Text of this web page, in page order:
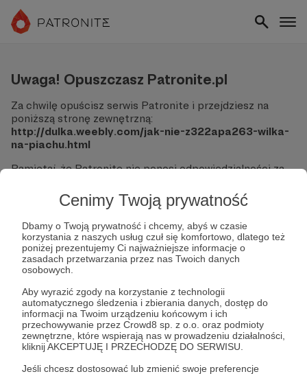
Cenimy Twoją prywatność
Dbamy o Twoją prywatność i chcemy, abyś w czasie
korzystania z naszych usług czuł się komfortowo, dlatego też
poniżej prezentujemy Ci najważniejsze informacje o
zasadach przetwarzania przez nas Twoich danych
osobowych.
Aby wyrazić zgody na korzystanie z technologii
automatycznego śledzenia i zbierania danych, dostęp do
informacji na Twoim urządzeniu końcowym i ich
przechowywanie przez Crowd8 sp. z o.o. oraz podmioty
zewnętrzne, które wspierają nas w prowadzeniu działalności,
kliknij AKCEPTUJĘ I PRZECHODZĘ DO SERWISU.
Jeśli chcesz dostosować lub zmienić swoje preferencje
Uwaga! Opuszczasz Patronite.pl
Za chwilę opuścisz serwis Patronite i przejdziesz na
poniższą stronę zewnętrzną:
http://dulka.weebly.com/jak-nie-z322apa263-wilka-
na-piachu.html
Pamiętaj, że Patronite nie ponosi odpowiedzialności za
Nie podawaj swoich danych logowania ani informacji
Sprawdź dokładnie adres URL, zanim klikniesz przycisk
"Tak, przejdź do strony".
Jeśli masz wątpliwości, wróć do Patronite i zweryfikuj
link.
Czy na pewno chcesz kontynuować?
Tak, przejdź do strony
Pozostań na Patronite